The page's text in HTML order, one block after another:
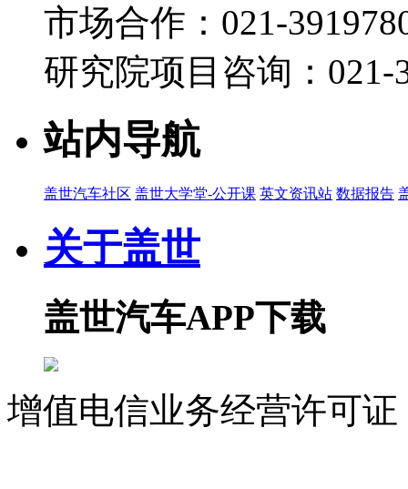
市场合作：021-
研究院项目咨询：021-
站内导航
盖世汽车社区 盖世大学堂-公开课 英文资讯站 数据报告
关于盖世
盖世汽车APP下载
增值电信业务经营许可